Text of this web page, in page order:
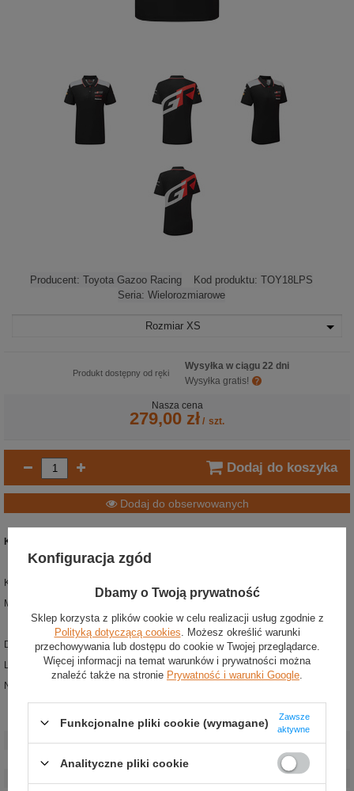
Producent: Toyota Gazoo Racing Kod produktu: TOY18LPS
Seria: Wielorozmiarowe
Rozmiar XS
Produkt dostępny od ręki
Wysyłka w ciągu 22 dni
Wysyłka gratis!
Nasza cena
279,00 zł / szt.
Dodaj do koszyka
Dodaj do obserwowanych
Koszulka Polo damska Team Toyota Gazoo Racing WRC
Kolor: czarny, czerwony
Materiał: poliester
Damska koszulka polo z kolekcji Toyota Gazoo Racing WRC.
Logo zespołu nadrukowane na piersi i na plecach.
Na piersi i rękawach umieszczono logotypy partnerów zespołu.
Stan:
Nowy
Płeć:
Damskie
Kategoria:
Koszulki polo
Konfiguracja zgód
Dbamy o Twoją prywatność
Sklep korzysta z plików cookie w celu realizacji usług zgodnie z
Polityką dotyczącą cookies . Możesz określić warunki
przechowywania lub dostępu do cookie w Twojej przeglądarce.
Więcej informacji na temat warunków i prywatności można
znaleźć także na stronie Prywatność i warunki Google
Funkcjonalne pliki cookie (wymagane)
Zawsze
aktywne
Analityczne pliki cookie